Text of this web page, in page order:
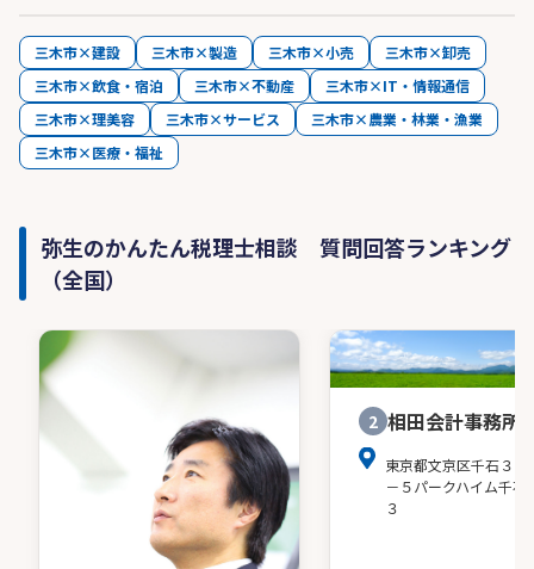
三木市×建設 三木市×製造 三木市×小売
三木市×卸売
三木市×飲食・宿泊
三木市×不動産
三木市×IT・情報通信
三木市×理美容
三木市×サービス
三木市×農業・林業・漁業
三木市×医療・福祉
弥生のかんたん税理士相談 質問回答ランキング
（全国）
2 相田会計事務所
東京都文京区千石３－
－５パークハイム千石
３